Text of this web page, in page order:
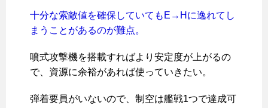
十分な索敵値を確保していてもE→Hに逸れてし
まうことがあるのが難点。
噴式攻撃機を搭載すればより安定度が上がるの
で、資源に余裕があれば使っていきたい。
弾着要員がいないので、制空は艦戦1つで達成可